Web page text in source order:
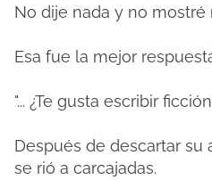
No dije nada y no mostré
Esa fue la mejor
"... ¿Te gusta escribir
Después de descartar su
se rió a carcajadas.